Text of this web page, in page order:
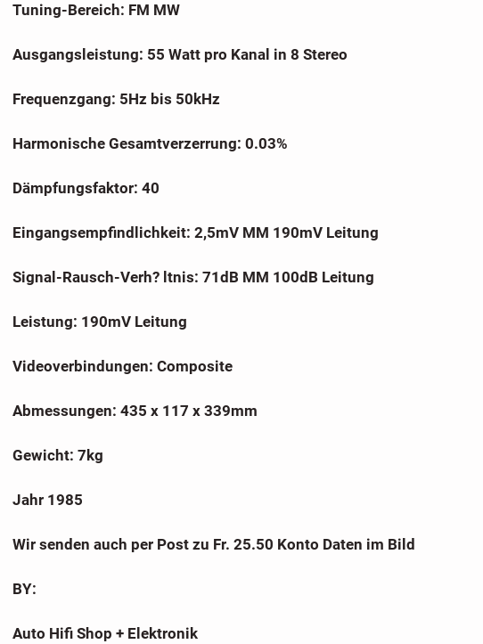
Tuning-Bereich: FM MW
Ausgangsleistung: 55 Watt pro Kanal in 8 Stereo
Frequenzgang: 5Hz bis 50kHz
Harmonische Gesamtverzerrung: 0.03%
Dämpfungsfaktor: 40
Eingangsempfindlichkeit: 2,5mV MM 190mV Leitung
Signal-Rausch-Verh? ltnis: 71dB MM 100dB Leitung
Leistung: 190mV Leitung
Videoverbindungen: Composite
Abmessungen: 435 x 117 x 339mm
Gewicht: 7kg
Jahr 1985
Wir senden auch per Post zu Fr. 25.50 Konto Daten im Bild
BY:
Auto Hifi Shop + Elektronik